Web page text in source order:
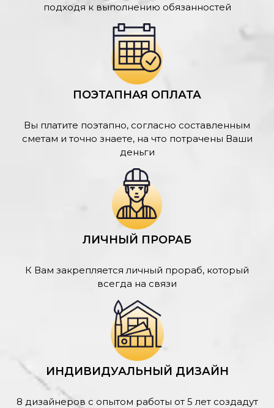
подходя к выполнению обязанностей
ПОЭТАПНАЯ ОПЛАТА
Вы платите поэтапно, согласно составленным
сметам и точно знаете, на что потрачены Ваши
деньги
ЛИЧНЫЙ ПРОРАБ
К Вам закрепляется личный прораб, который
всегда на связи
ИНДИВИДУАЛЬНЫЙ ДИЗАЙН
8 дизайнеров с опытом работы от 5 лет создадут